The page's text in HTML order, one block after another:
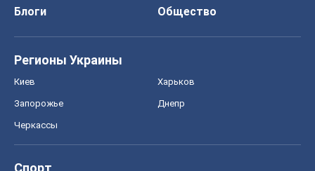
Блоги
Общество
Регионы Украины
Киев Харьков
Запорожье Днепр
Черкассы